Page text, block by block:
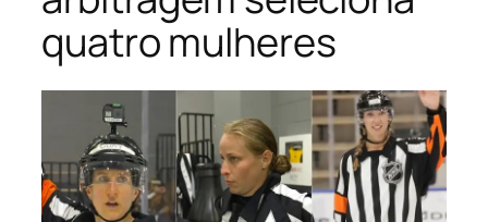
quatro mulheres